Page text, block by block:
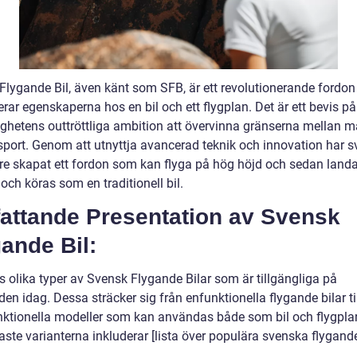
Bil, även känt som SFB, är ett revolutionerande
egenskaperna hos en bil och ett flygplan. Det är ett bevis på
outtröttliga ambition att övervinna gränserna mellan
Genom att utnyttja avancerad teknik och innovation har
skapat ett fordon som kan flyga på hög höjd och sedan
köras som en traditionell bil.
Presentation av Svensk
Bil:
olika typer av Svensk Flygande Bilar som är tillgängliga på
idag. Dessa sträcker sig från enfunktionella flygande bilar
modeller som kan användas både som bil och
varianterna inkluderar [lista över populära svenska